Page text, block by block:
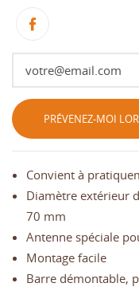
PRÉVENEZ-MOI
Convient à
Diamètre extérieur
70 mm
Antenne spéciale
Montage facile
Barre démontable,